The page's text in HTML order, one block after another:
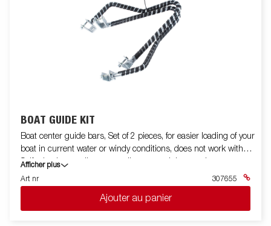
BOAT GUIDE KIT
Boat center guide bars, Set of 2 pieces, for easier loading of your
boat in current water or windy conditions, does not work with
Self adusting cradle, super rollers or straight crossbar.
Afficher plus
Art nr
307655
Ajouter au panier